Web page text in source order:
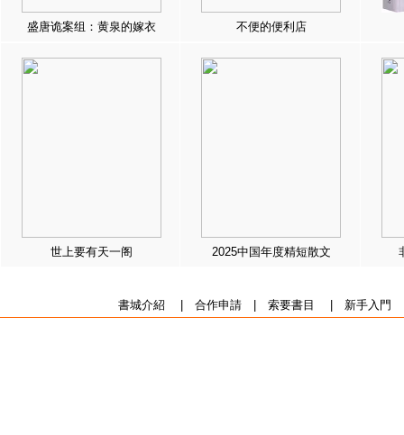
盛唐诡案组：黄泉的嫁衣 不便的便利店
世上要有天一阁 2025中国年度精短散文
書城介紹 合作申請| 索要書目 新手入門